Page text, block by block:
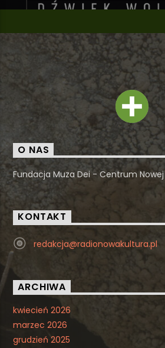
O NAS
Fundacja Muza Dei - Centrum
KONTAKT
redakcja@radionowakultura.pl
ARCHIWA
kwiecień 2026
marzec 2026
grudzień 2025